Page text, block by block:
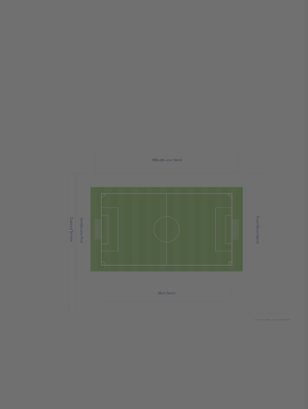
Main Stand
Pearl Street Stand
Willbutts Lane Stand
Sandy Lane End
Covered Terrace